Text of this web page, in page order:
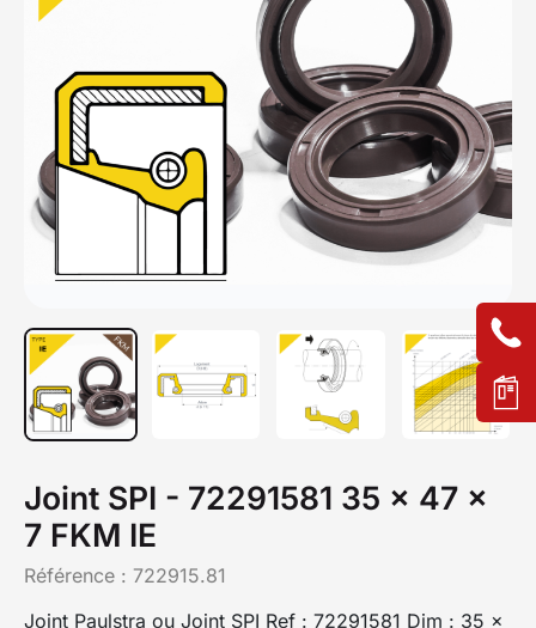
Joint SPI - 72291581 35 x 47 x
7 FKM IE
Référence : 722915.81
Joint Paulstra ou Joint SPI Ref : 72291581 Dim : 35 x